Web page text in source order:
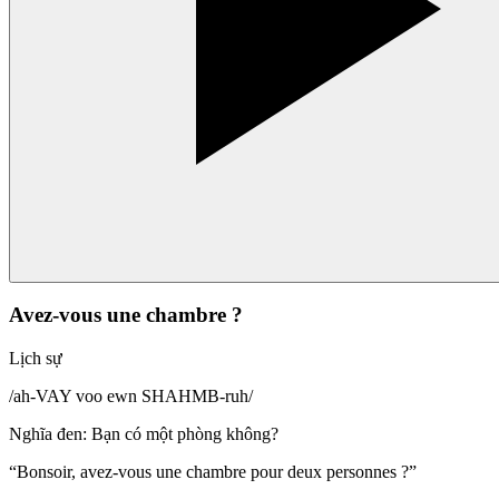
Avez-vous une chambre ?
Lịch sự
/ah-VAY voo ewn SHAHMB-ruh/
Nghĩa đen: Bạn có một phòng không?
“Bonsoir, avez-vous une chambre pour deux personnes ?”